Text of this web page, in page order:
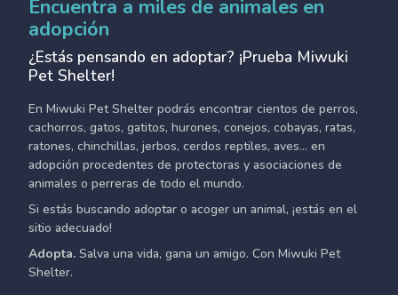
Encuentra a miles de animales en
adopción
¿Estás pensando en adoptar? ¡Prueba Miwuki
Pet Shelter!
En Miwuki Pet Shelter podrás encontrar cientos de perros,
cachorros, gatos, gatitos, hurones, conejos, cobayas, ratas,
ratones, chinchillas, jerbos, cerdos reptiles, aves... en
adopción procedentes de protectoras y asociaciones de
animales o perreras de todo el mundo.
Si estás buscando adoptar o acoger un animal, ¡estás en el
sitio adecuado!
Adopta. Salva una vida, gana un amigo. Con Miwuki Pet
Shelter.